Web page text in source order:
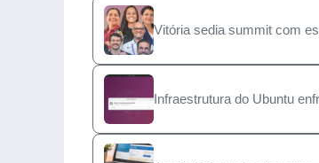
Vitória sedia summit com
Infraestrutura do Ubuntu